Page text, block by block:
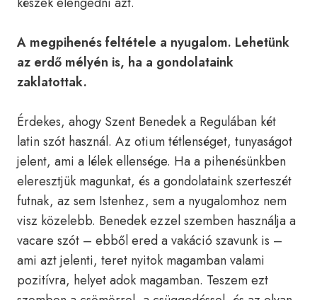
A megpihenés feltétele a nyugalom. Lehetünk
az erdő mélyén is, ha a gondolataink
zaklatottak.
Érdekes, ahogy Szent Benedek a Regulában két
latin szót használ. Az otium tétlenséget, tunyaságot
jelent, ami a lélek ellensége. Ha a pihenésünkben
eleresztjük magunkat, és a gondolataink szerteszét
futnak, az sem Istenhez, sem a nyugalomhoz nem
visz közelebb. Benedek ezzel szemben használja a
vacare szót – ebből ered a vakáció szavunk is –
ami azt jelenti, teret nyitok magamban valami
pozitívra, helyet adok magamban. Teszem ezt